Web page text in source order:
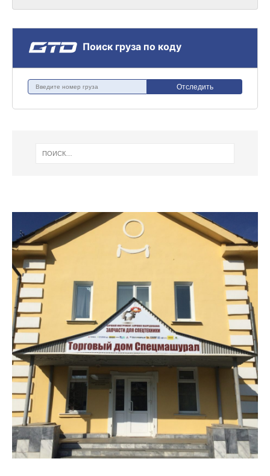
Поиск груза по коду
Отследить